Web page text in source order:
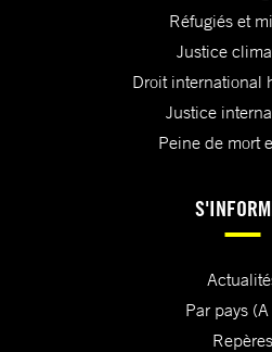
Réfugiés et
Justice
Droit international
Justice
Peine de mort
Par pays
Repères